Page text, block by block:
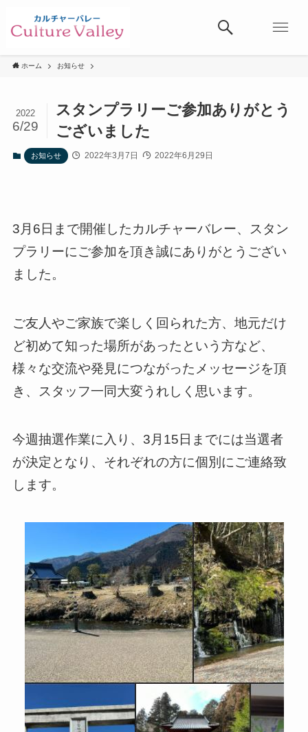
ホーム お知らせ
スタンプラリーご参加ありがとう
ございました
2022
6/29
お知らせ 2022年3月7日 2022年6月29日
3月6日まで開催したカルチャーバレー、スタン
プラリーにご参加を頂き誠にありがとうござい
ました。
ご友人やご家族で楽しく回られた方、地元だけ
ど初めて知った場所があったという方など、
様々な交流や発見につながったメッセージを頂
き、スタッフ一同大変うれしく思います。
今週抽選作業に入り、3月15日までには当選者
が決定となり、それぞれの方に個別にご連絡致
します。